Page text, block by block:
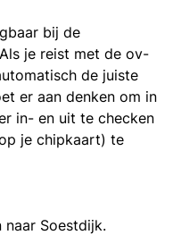
bij de
je reist met de ov-
de juiste
er aan denken om in
in- en uit te checken
je chipkaart) te
naar Soestdijk.